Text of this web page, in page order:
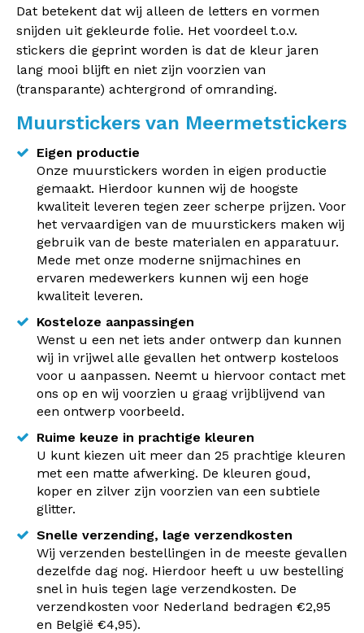
Dat betekent dat wij alleen de letters en vormen
snijden uit gekleurde folie. Het voordeel t.o.v.
stickers die geprint worden is dat de kleur jaren
lang mooi blijft en niet zijn voorzien van
(transparante) achtergrond of omranding.
Muurstickers van Meermetstickers
Eigen productie
Onze muurstickers worden in eigen productie
gemaakt. Hierdoor kunnen wij de hoogste
kwaliteit leveren tegen zeer scherpe prijzen. Voor
het vervaardigen van de muurstickers maken wij
gebruik van de beste materialen en apparatuur.
Mede met onze moderne snijmachines en
ervaren medewerkers kunnen wij een hoge
kwaliteit leveren.
Kosteloze aanpassingen
Wenst u een net iets ander ontwerp dan kunnen
wij in vrijwel alle gevallen het ontwerp kosteloos
voor u aanpassen. Neemt u hiervoor contact met
ons op en wij voorzien u graag vrijblijvend van
een ontwerp voorbeeld.
Ruime keuze in prachtige kleuren
U kunt kiezen uit meer dan 25 prachtige kleuren
met een matte afwerking. De kleuren goud,
koper en zilver zijn voorzien van een subtiele
glitter.
Snelle verzending, lage verzendkosten
Wij verzenden bestellingen in de meeste gevallen
dezelfde dag nog. Hierdoor heeft u uw bestelling
snel in huis tegen lage verzendkosten. De
verzendkosten voor Nederland bedragen €2,95
en België €4,95).